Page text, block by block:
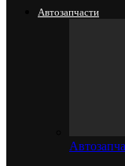
Автозапчасти